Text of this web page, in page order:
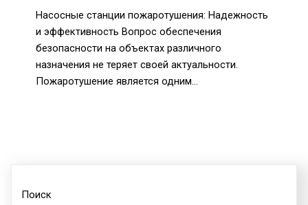
Насосные станции пожаротушения: Надежность
и эффективность Вопрос обеспечения
безопасности на объектах различного
назначения не теряет своей актуальности.
Пожаротушение является одним…
Поиск